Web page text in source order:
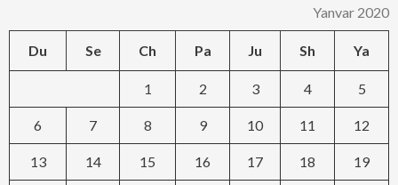
Yanvar 2020
Du Se Ch Pa Ju Sh Ya
1 2 3 4 5
6 7 8 9 10 11 12
13 14 15 16 17 18 19